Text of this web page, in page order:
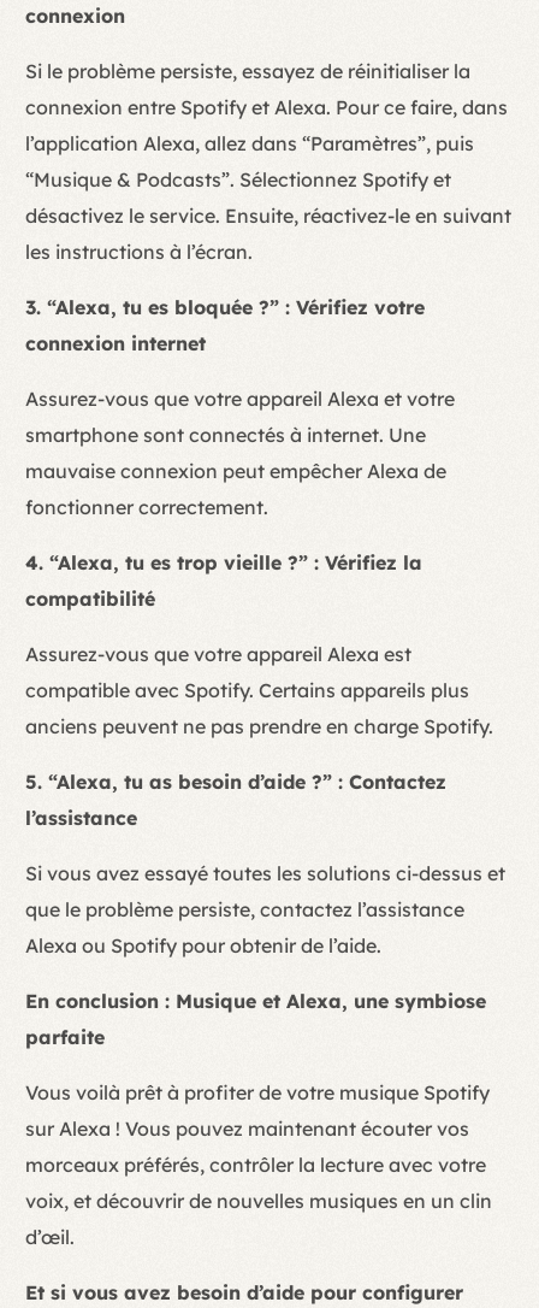
connexion
Si le problème persiste, essayez de réinitialiser la
connexion entre Spotify et Alexa. Pour ce faire, dans
l’application Alexa, allez dans “Paramètres”, puis
“Musique & Podcasts”. Sélectionnez Spotify et
désactivez le service. Ensuite, réactivez-le en suivant
les instructions à l’écran.
3. “Alexa, tu es bloquée ?” : Vérifiez votre
connexion internet
Assurez-vous que votre appareil Alexa et votre
smartphone sont connectés à internet. Une
mauvaise connexion peut empêcher Alexa de
fonctionner correctement.
4. “Alexa, tu es trop vieille ?” : Vérifiez la
compatibilité
Assurez-vous que votre appareil Alexa est
compatible avec Spotify. Certains appareils plus
anciens peuvent ne pas prendre en charge Spotify.
5. “Alexa, tu as besoin d’aide ?” : Contactez
l’assistance
Si vous avez essayé toutes les solutions ci-dessus et
que le problème persiste, contactez l’assistance
Alexa ou Spotify pour obtenir de l’aide.
En conclusion : Musique et Alexa, une symbiose
parfaite
Vous voilà prêt à profiter de votre musique Spotify
sur Alexa ! Vous pouvez maintenant écouter vos
morceaux préférés, contrôler la lecture avec votre
voix, et découvrir de nouvelles musiques en un clin
d’œil.
Et si vous avez besoin d’aide pour configurer